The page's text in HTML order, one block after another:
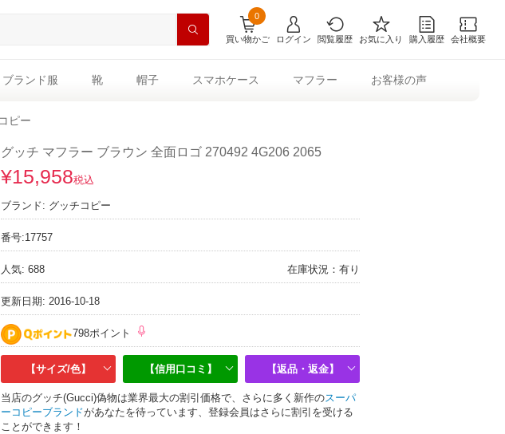
買い物かご
0
ログイン 閲覧履歴 お気に入り 購入履歴 会社概要
ブランド服 靴 帽子 スマホケース マフラー お客様の声
ピー
グッチ マフラー ブラウン 全面ロゴ 270492 4G206 2065
¥15,958税込
ブランド: グッチコピー
番号:17757
人気: 688 在庫状況：有り
更新日期: 2016-10-18
798ポイント
【サイズ/色】 【信用口コミ】 【返品・返金】
当店のグッチ(Gucci)偽物は業界最大の割引価格で、さらに多く新作のスーパ
ーコピーブランドがあなたを待っています、登録会員はさらに割引を受ける
ことができます！